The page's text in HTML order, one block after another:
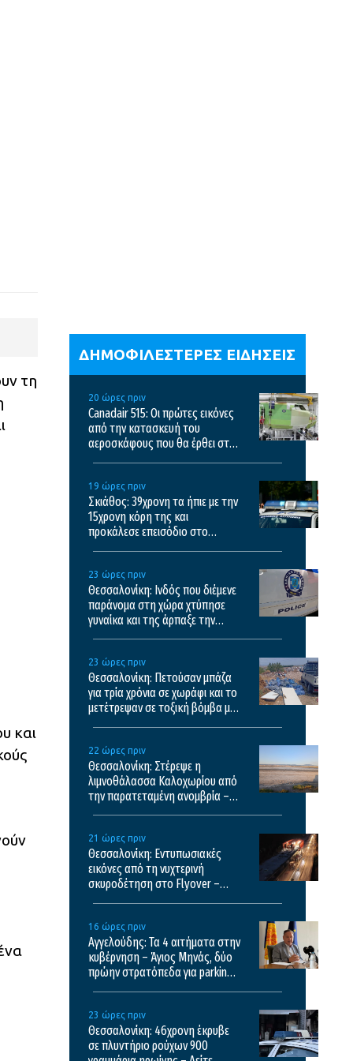
τη
και
ΔΗΜΟΦΙΛΕΣΤΕΡΕΣ ΕΙΔΗΣΕΙΣ
20 ώρες πριν
Canadair 515: Οι πρώτες εικόνες
από την κατασκευή του
αεροσκάφους που θα έρθει στην
19 ώρες πριν
Σκιάθος: 39χρονη τα ήπιε με την
15χρονη κόρη της και
προκάλεσε επεισόδιο στο
23 ώρες πριν
Θεσσαλονίκη: Ινδός που διέμενε
παράνομα στη χώρα χτύπησε
γυναίκα και της άρπαξε την
23 ώρες πριν
Θεσσαλονίκη: Πετούσαν μπάζα
για τρία χρόνια σε χωράφι και το
μετέτρεψαν σε τοξική βόμβα με
22 ώρες πριν
Θεσσαλονίκη: Στέρεψε η
λιμνοθάλασσα Καλοχωρίου από
την παρατεταμένη ανομβρία –
21 ώρες πριν
Θεσσαλονίκη: Εντυπωσιακές
εικόνες από τη νυχτερινή
σκυροδέτηση στο Flyover –
16 ώρες πριν
Αγγελούδης: Τα 4 αιτήματα στην
κυβέρνηση – Άγιος Μηνάς, δύο
πρώην στρατόπεδα για parking,
23 ώρες πριν
Θεσσαλονίκη: 46χρονη έκρυβε
σε πλυντήριο ρούχων 900